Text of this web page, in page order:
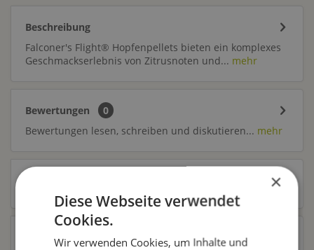
Beschreibung
Falconer's Flight® Hopfenpellets bieten ein komplexes
Geschmackserlebnis von Zitrusnoten und... mehr
Bewertungen
0
Bewertungen lesen, schreiben und diskutieren... mehr
Zubehör
×
Diese Webseite verwendet
Cookies.
Wir verwenden Cookies, um Inhalte und